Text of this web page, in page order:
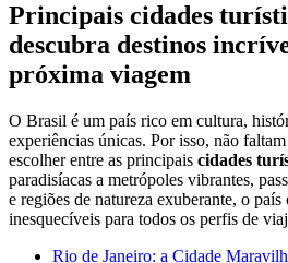
Principais cidades
descubra destinos
próxima viagem
O Brasil é um país rico em cultura,
experiências únicas. Por isso, não
escolher entre as principais cidades
paradisíacas a metrópoles vibrantes,
e regiões de natureza exuberante, o país
inesquecíveis para todos os perfis de
Rio de Janeiro: a Cidade